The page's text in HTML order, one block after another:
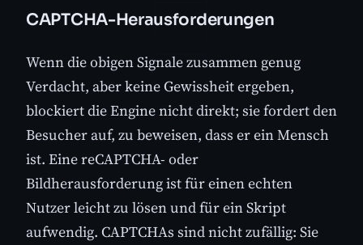
CAPTCHA-Herausforderungen
Wenn die obigen Signale zusammen genug
Verdacht, aber keine Gewissheit ergeben,
blockiert die Engine nicht direkt; sie fordert den
Besucher auf, zu beweisen, dass er ein Mensch
ist. Eine reCAPTCHA- oder
Bildherausforderung ist für einen echten
Nutzer leicht zu lösen und für ein Skript
aufwendig. CAPTCHAs sind nicht zufällig: Sie